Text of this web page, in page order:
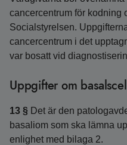
cancercentrum för kodning
Socialstyrelsen.
cancercentrum i det
var bosatt vid
Uppgifter om
13 § Det är den
basaliom som ska lämna
enlighet med bilaga 2.